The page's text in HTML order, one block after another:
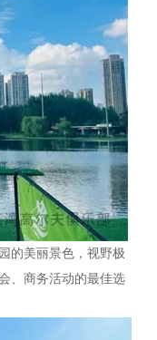
的美丽景色，视野极
、商务活动的最佳选